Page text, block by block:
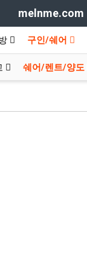
melnme.com
구인/쉐어
쉐어/렌트/양도